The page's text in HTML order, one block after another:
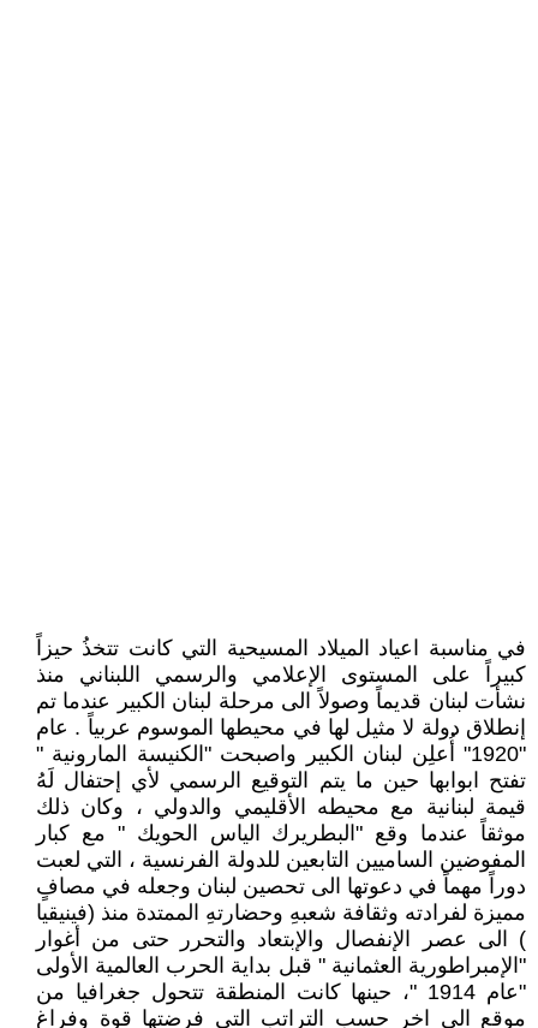
في مناسبة اعياد الميلاد المسيحية التي كانت تتخذُ حيزاً
كبيراً على المستوى الإعلامي والرسمي اللبناني منذ
نشأت لبنان قديماً وصولاً الى مرحلة لبنان الكبير عندما تم
إنطلاق دولة لا مثيل لها في محيطها الموسوم عربياً . عام
"1920" أُعلِن لبنان الكبير واصبحت "الكنيسة المارونية "
تفتح ابوابها حين ما يتم التوقيع الرسمي لأي إحتفال لَهُ
قيمة لبنانية مع محيطه الأقليمي والدولي ، وكان ذلك
موثقاً عندما وقع "البطريرك الياس الحويك " مع كبار
المفوضين الساميين التابعين للدولة الفرنسية ، التي لعبت
دوراً مهماً في دعوتها الى تحصين لبنان وجعله في مصافٍ
مميزة لفرادته وثقافة شعبهِ وحضارتهِ الممتدة منذ (فينيقيا
) الى عصر الإنفصال والإبتعاد والتحرر حتى من أغوار
"الإمبراطورية العثمانية " قبل بداية الحرب العالمية الأولى
"عام 1914 "، حينها كانت المنطقة تتحول جغرافيا من
موقع الى اخر حسب التراتب التي فرضتها قوة وفراغ